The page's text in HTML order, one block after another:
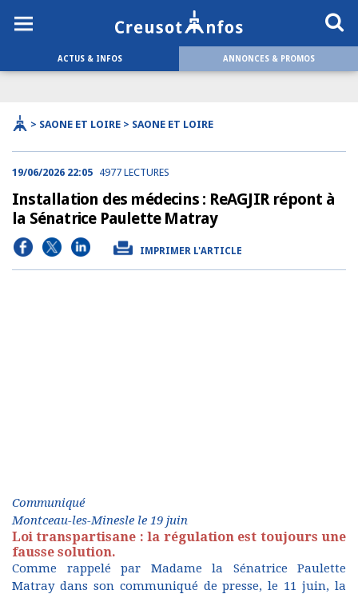
ACTUS & INFOS ANNONCES & PROMOS
> SAONE ET LOIRE > SAONE ET LOIRE
19/06/2026 22:05 4977 LECTURES
Installation des médecins : ReAGJIR répont à
la Sénatrice Paulette Matray
IMPRIMER L'ARTICLE
Communiqué
Montceau-les-Minesle le 19 juin
Loi transpartisane : la régulation est toujours une
fausse solution.
Comme rappelé par Madame la Sénatrice Paulette
Matray dans son communiqué de presse, le 11 juin, la